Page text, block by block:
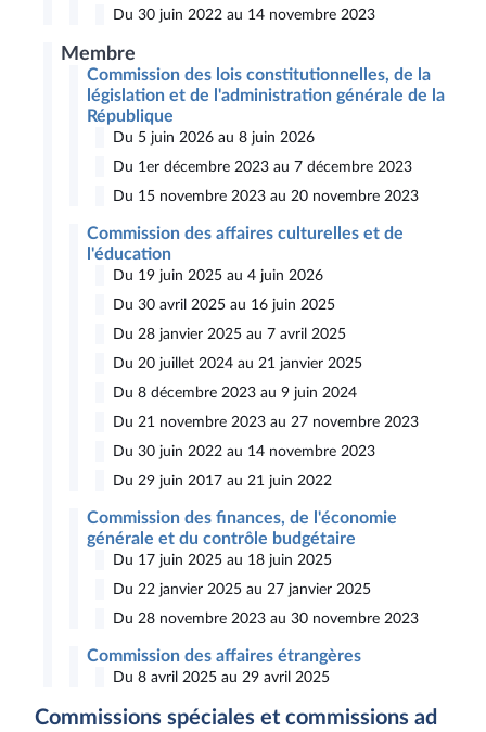
Du 30 juin 2022 au 14 novembre 2023
Membre
Commission des lois constitutionnelles, de la
législation et de l'administration générale de la
République
Du 5 juin 2026 au 8 juin 2026
Du 1er décembre 2023 au 7 décembre 2023
Du 15 novembre 2023 au 20 novembre 2023
Commission des affaires culturelles et de
l'éducation
Du 19 juin 2025 au 4 juin 2026
Du 30 avril 2025 au 16 juin 2025
Du 28 janvier 2025 au 7 avril 2025
Du 20 juillet 2024 au 21 janvier 2025
Du 8 décembre 2023 au 9 juin 2024
Du 21 novembre 2023 au 27 novembre 2023
Du 30 juin 2022 au 14 novembre 2023
Du 29 juin 2017 au 21 juin 2022
Commission des finances, de l'économie
générale et du contrôle budgétaire
Du 17 juin 2025 au 18 juin 2025
Du 22 janvier 2025 au 27 janvier 2025
Du 28 novembre 2023 au 30 novembre 2023
Commission des affaires étrangères
Du 8 avril 2025 au 29 avril 2025
Commissions spéciales et commissions ad